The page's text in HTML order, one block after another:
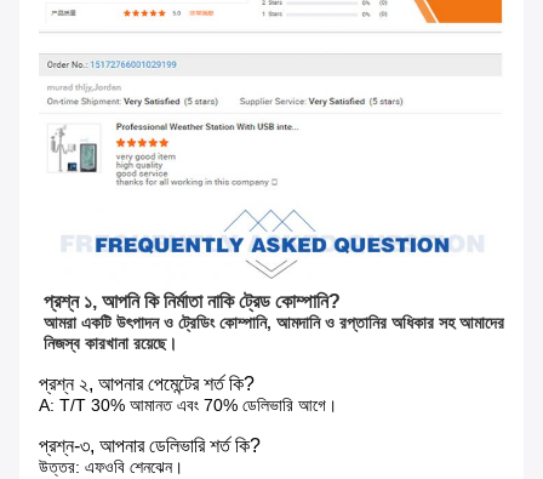
প্রশ্ন ১, আপনি কি নির্মাতা নাকি ট্রেড কোম্পানি?
আমরা একটি উৎপাদন ও ট্রেডিং কোম্পানি, আমদানি ও রপ্তানির অধিকার সহ আমাদের
নিজস্ব কারখানা রয়েছে।
প্রশ্ন ২, আপনার পেমেন্টের শর্ত কি?
A: T/T 30% আমানত এবং 70% ডেলিভারি আগে।
প্রশ্ন-৩, আপনার ডেলিভারি শর্ত কি?
উত্তর: এফওবি শেনঝেন।